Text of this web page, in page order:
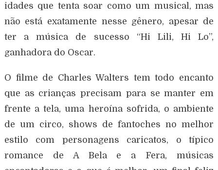
idades que tenta soar como um musical, mas
não está exatamente nesse gênero, apesar de
ter a música de sucesso “Hi Lili, Hi Lo”,
ganhadora do Oscar.
O filme de Charles Walters tem todo encanto
que as crianças precisam para se manter em
frente a tela, uma heroína sofrida, o ambiente
de um circo, shows de fantoches no melhor
estilo com personagens caricatos, o típico
romance de A Bela e a Fera, músicas